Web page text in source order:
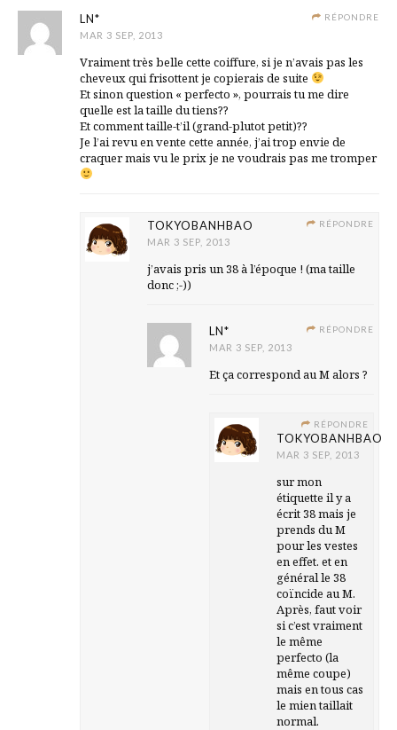
RÉPONDRE
LN*
MAR 3 SEP, 2013
Vraiment très belle cette coiffure, si je n’avais pas les
cheveux qui frisottent je copierais de suite
Et sinon question « perfecto », pourrais tu me dire
quelle est la taille du tiens??
Et comment taille-t’il (grand-plutot petit)??
Je l’ai revu en vente cette année, j’ai trop envie de
craquer mais vu le prix je ne voudrais pas me tromper
RÉPONDRE
TOKYOBANHBAO
MAR 3 SEP, 2013
j’avais pris un 38 à l’époque ! (ma taille
donc ;-))
RÉPONDRE
LN*
MAR 3 SEP, 2013
Et ça correspond au M alors ?
RÉPONDRE
TOKYOBANHBAO
MAR 3 SEP, 2013
sur mon
étiquette il y a
écrit 38 mais je
prends du M
pour les vestes
en effet. et en
général le 38
coïncide au M.
Après, faut voir
si c’est vraiment
le même
perfecto (la
même coupe)
mais en tous cas
le mien taillait
normal.